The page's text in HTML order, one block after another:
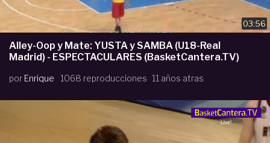
03:56
Alley-Oop y Mate: YUSTA y SAMBA (U18-Real
Madrid) - ESPECTACULARES (BasketCantera.TV)
por Enrique 1068 reproducciones 11 años atras